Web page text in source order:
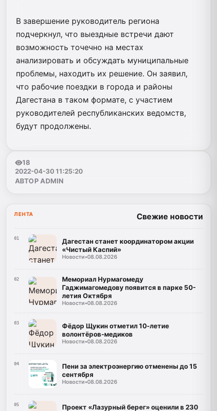
В завершение руководитель региона
подчеркнул, что выездные встречи дают
возможность точечно на местах
анализировать и обсуждать муниципальные
проблемы, находить их решение. Он заявил,
что рабочие поездки в города и районы
Дагестана в таком формате, с участием
руководителей республиканских ведомств,
будут продолжены.
18
2022-04-30 11:25:20
АВТОР ADMIN
ЛЕНТА Свежие новости
01
Дагестан станет координатором акции
«Чистый Каспий»
Новости•08.08.2026
02
Мемориал Нурмагомеду
Гаджимагомедову появится в парке 50-
летия Октября
Новости•08.08.2026
03
Фёдор Щукин отметил 10-летие
волонтёров-медиков
Новости•08.08.2026
04
Пени за электроэнергию отменены до 15
сентября
Новости•08.08.2026
05
Проект «Лазурный берег» оценили в 230